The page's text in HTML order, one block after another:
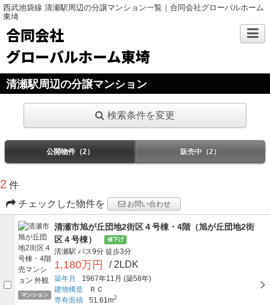
西武池袋線 清瀬駅周辺の分譲マンション一覧｜合同会社グローバルホーム
東埼
合同会社
グローバルホーム東埼
清瀬駅周辺の分譲マンション
検索条件を変更
公開物件（2） 販売中（2）
2 件
チェックした物件を
お問い合わせ
マンション
清瀬市旭が丘団地2街区４号棟・4階（旭が丘団地2街
区４号棟）
値下げ
清瀬駅 バス9分 徒歩3分
1,180万円 / 2LDK
築年月 1967年11月 (築58年)
建物構造
ＲＣ
専有面積
51.61m2